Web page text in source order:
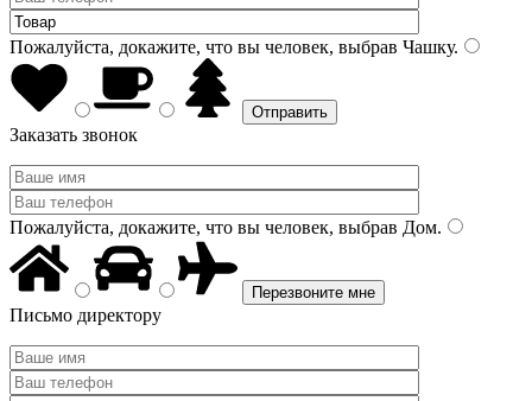
Пожалуйста, докажите, что вы человек, выбрав Чашку.
Заказать звонок
Пожалуйста, докажите, что вы человек, выбрав Дом.
Письмо директору